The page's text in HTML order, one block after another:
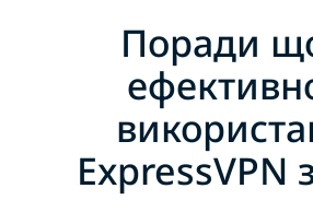
Поради
ExpressVPN